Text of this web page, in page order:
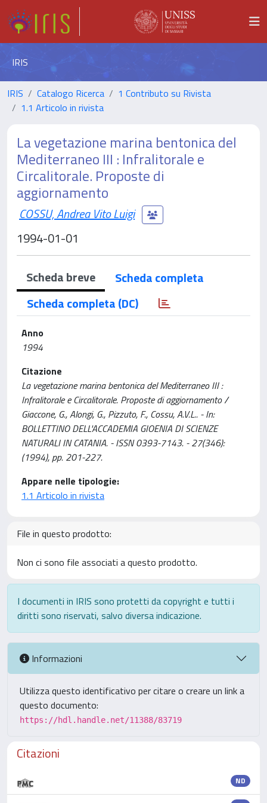
IRIS
IRIS Catalogo Ricerca
1 Contributo su Rivista
1.1 Articolo in rivista
La vegetazione marina bentonica del
Mediterraneo III : Infralitorale e
Circalitorale. Proposte di
aggiornamento
COSSU, Andrea Vito Luigi
1994-01-01
Scheda breve
Scheda completa
Scheda completa (DC)
Anno
1994
Citazione
La vegetazione marina bentonica del Mediterraneo III :
Infralitorale e Circalitorale. Proposte di aggiornamento /
Giaccone, G., Alongi, G., Pizzuto, F., Cossu, A.V.L.. - In:
BOLLETTINO DELL'ACCADEMIA GIOENIA DI SCIENZE
NATURALI IN CATANIA. - ISSN 0393-7143. - 27(346):
(1994), pp. 201-227.
Appare nelle tipologie:
1.1 Articolo in rivista
File in questo prodotto:
Non ci sono file associati a questo prodotto.
I documenti in IRIS sono protetti da copyright e tutti i
diritti sono riservati, salvo diversa indicazione.
Informazioni
Utilizza questo identificativo per citare o creare un link a
questo documento:
https://hdl.handle.net/11388/83719
Citazioni
ND